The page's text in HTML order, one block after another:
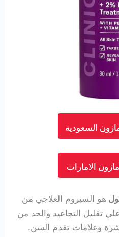
السعودية
الامارات
هو السيروم العلاجي من
تقليل التجاعيد والحد من
وعلامات تقدم السن.